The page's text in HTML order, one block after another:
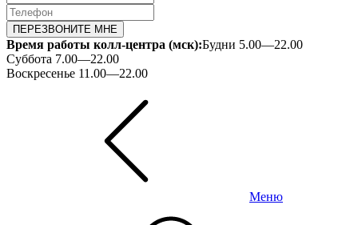
ПЕРЕЗВОНИТЕ МНЕ
Время работы колл-центра (мск):Будни 5.00—22.00
Суббота 7.00—22.00
Воскресенье 11.00—22.00
Меню